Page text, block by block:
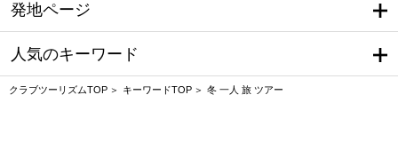
発地ページ
人気のキーワード
クラブツーリズムTOP キーワードTOP 冬 一人 旅 ツアー